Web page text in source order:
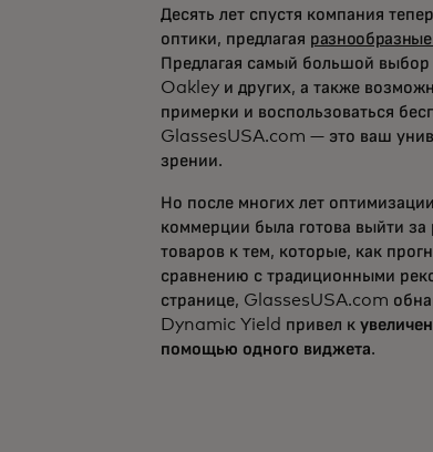
Десять лет спустя компания
оптики, предлагая
Предлагая самый большой
Oakley и других, а также
примерки и воспользоваться
GlassesUSA.com — это ваш
зрении.
Но после многих лет
коммерции была готова выйти
товаров к тем, которые, как
сравнению с традиционными
странице, GlassesUSA.com
Dynamic Yield привел к
помощью одного виджета.